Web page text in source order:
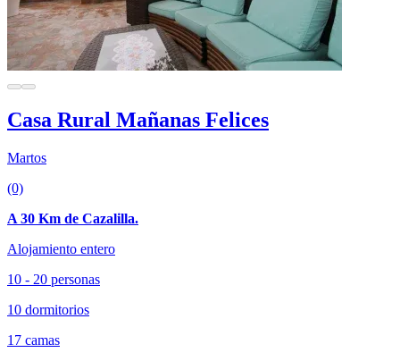
Casa Rural Mañanas Felices
Martos
(0)
A 30 Km de Cazalilla.
Alojamiento entero
10 - 20 personas
10 dormitorios
17 camas